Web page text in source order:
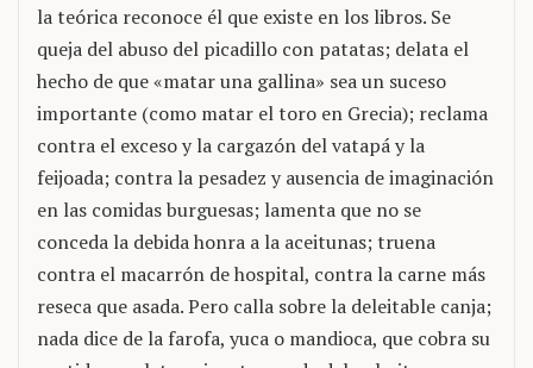
la teórica reconoce él que existe en los libros. Se
queja del abuso del picadillo con patatas; delata el
hecho de que «matar una gallina» sea un suceso
importante (como matar el toro en Grecia); reclama
contra el exceso y la cargazón del vatapá y la
feijoada; contra la pesadez y ausencia de imaginación
en las comidas burguesas; lamenta que no se
conceda la debida honra a la aceitunas; truena
contra el macarrón de hospital, contra la carne más
reseca que asada. Pero calla sobre la deleitable canja;
nada dice de la farofa, yuca o mandioca, que cobra su